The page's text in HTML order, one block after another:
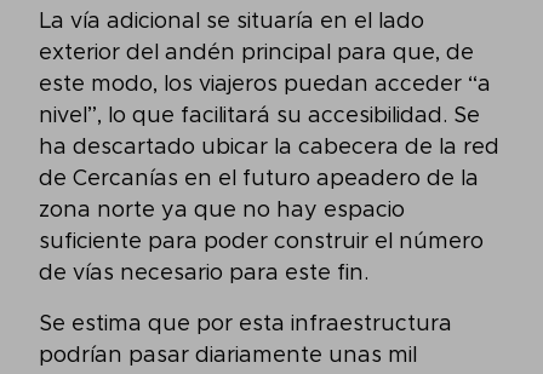
La vía adicional se situaría en el lado
exterior del andén principal para que, de
este modo, los viajeros puedan acceder “a
nivel”, lo que facilitará su accesibilidad. Se
ha descartado ubicar la cabecera de la red
de Cercanías en el futuro apeadero de la
zona norte ya que no hay espacio
suficiente para poder construir el número
de vías necesario para este fin.
Se estima que por esta infraestructura
podrían pasar diariamente unas mil